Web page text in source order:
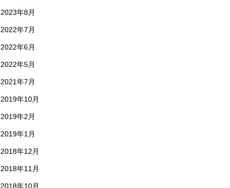
2023年8月
2022年7月
2022年6月
2022年5月
2021年7月
2019年10月
2019年2月
2019年1月
2018年12月
2018年11月
2018年10月